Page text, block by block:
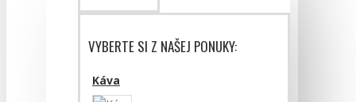
VYBERTE SI Z NAŠEJ PONUKY:
Káva